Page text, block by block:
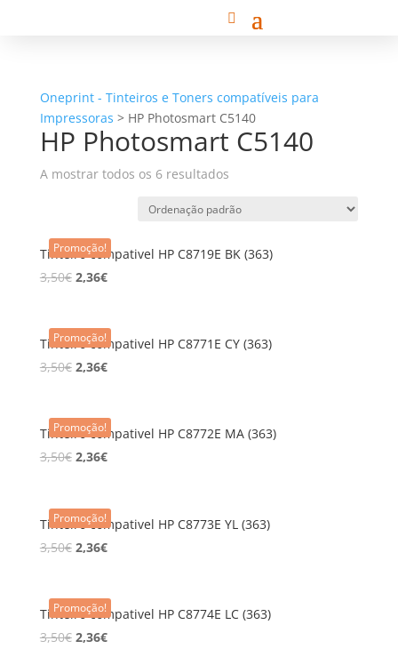
Oneprint - Tinteiros e Toners compatíveis para
Impressoras > HP Photosmart C5140
HP Photosmart C5140
A mostrar todos os 6 resultados
Promoção!
Tinteiro compativel HP C8719E BK (363)
3,50€ 2,36€
Promoção!
Tinteiro compativel HP C8771E CY (363)
3,50€ 2,36€
Promoção!
Tinteiro compativel HP C8772E MA (363)
3,50€ 2,36€
Promoção!
Tinteiro compativel HP C8773E YL (363)
3,50€ 2,36€
Promoção!
Tinteiro compativel HP C8774E LC (363)
3,50€ 2,36€